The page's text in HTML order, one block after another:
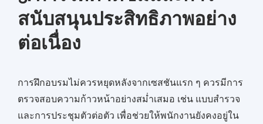
สนับสนุนประสิทธิภาพอย่าง
ต่อเนื่อง
การฝึกอบรมไม่ควรหยุดหลังจากเซสชันแรก ๆ ควรมีการ
ตรวจสอบความก้าวหน้าอย่างสม่ำเสมอ เช่น แบบสำรวจ
และการประชุมตัวต่อตัว เพื่อช่วยให้พนักงานยังคงอยู่ใน